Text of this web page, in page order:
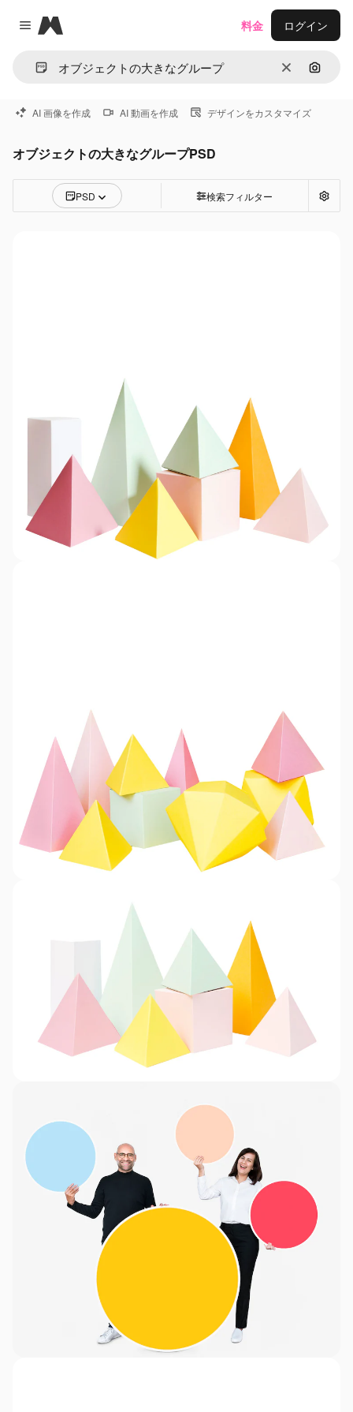
Close menu
Magnific
消去 画像で
料金 ログイン
AI 画像を作成 AI 動画を作成 デザインをカスタマイズ
オブジェクトの大きなグループPSD
PSD 検索フィルター